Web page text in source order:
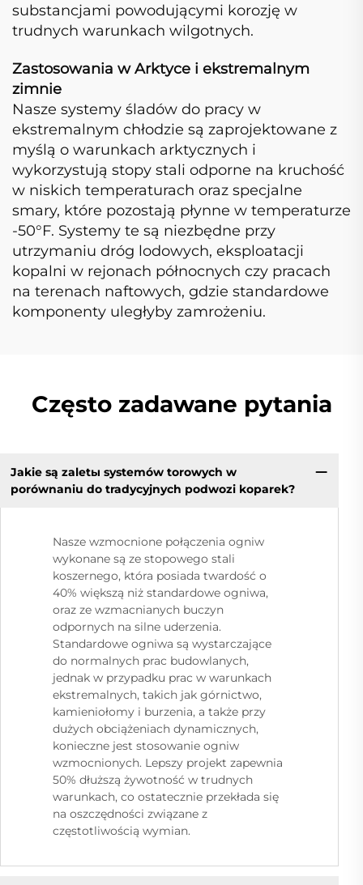
substancjami powodującymi korozję w
trudnych warunkach wilgotnych.
Zastosowania w Arktyce i ekstremalnym
zimnie
Nasze systemy śladów do pracy w
ekstremalnym chłodzie są zaprojektowane z
myślą o warunkach arktycznych i
wykorzystują stopy stali odporne na kruchość
w niskich temperaturach oraz specjalne
smary, które pozostają płynne w temperaturze
-50°F. Systemy te są niezbędne przy
utrzymaniu dróg lodowych, eksploatacji
kopalni w rejonach północnych czy pracach
na terenach naftowych, gdzie standardowe
komponenty uległyby zamrożeniu.
Często zadawane pytania
Jakie są zaletы systemów torowych w
porównaniu do tradycyjnych podwozi koparek?
Nasze wzmocnione połączenia ogniw
wykonane są ze stopowego stali
koszernego, która posiada twardość o
40% większą niż standardowe ogniwa,
oraz ze wzmacnianych buczyn
odpornych na silne uderzenia.
Standardowe ogniwa są wystarczające
do normalnych prac budowlanych,
jednak w przypadku prac w warunkach
ekstremalnych, takich jak górnictwo,
kamieniołomy i burzenia, a także przy
dużych obciążeniach dynamicznych,
konieczne jest stosowanie ogniw
wzmocnionych. Lepszy projekt zapewnia
50% dłuższą żywotność w trudnych
warunkach, co ostatecznie przekłada się
na oszczędności związane z
częstotliwością wymian.